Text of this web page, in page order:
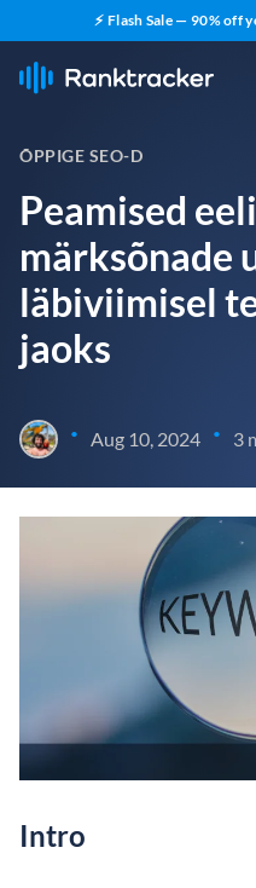
⚡ Flash Sale — 90% off
ÕPPIGE SEO-D
Peamised
märksõnade
läbiviimisel
jaoks
• Aug 10, 2024 • 3
Intro